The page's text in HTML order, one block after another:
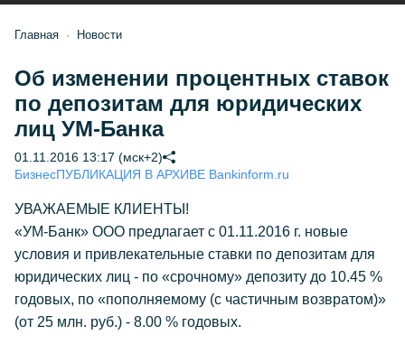
Главная Новости
Об изменении процентных ставок
по депозитам для юридических
лиц УМ-Банка
01.11.2016 13:17 (мск+2)
БизнесПУБЛИКАЦИЯ В АРХИВЕ Bankinform.ru
УВАЖАЕМЫЕ КЛИЕНТЫ!
«УМ-Банк» ООО предлагает с 01.11.2016 г. новые
условия и привлекательные ставки по депозитам для
юридических лиц - по «срочному» депозиту до 10.45 %
годовых, по «пополняемому (с частичным возвратом)»
(от 25 млн. руб.) - 8.00 % годовых.